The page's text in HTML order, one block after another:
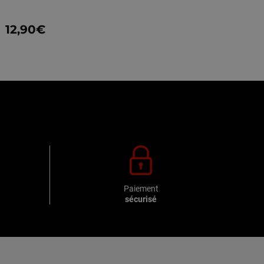
12,90€
Paiement
sécurisé